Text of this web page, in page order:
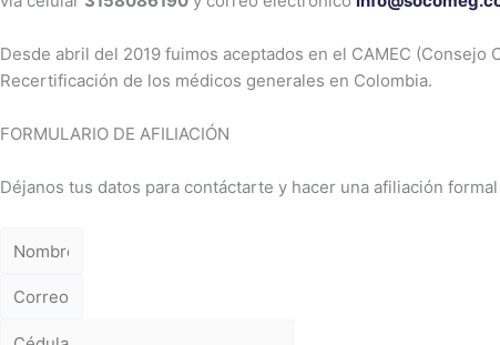
Desde abril del 2019 fuimos aceptados en el CAMEC
Recertificación de los médicos generales en Colombia.
FORMULARIO DE AFILIACIÓN
Déjanos tus datos para contáctarte y hacer una afiliación